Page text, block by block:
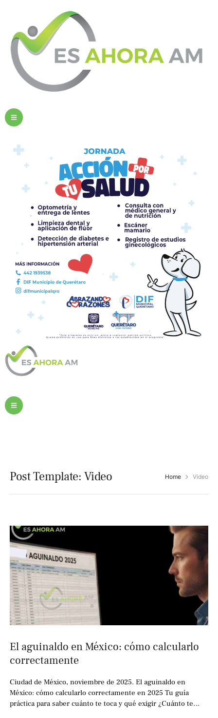
Post Template: Video Home Video
El aguinaldo en México: cómo calcularlo
correctamente
Ciudad de México, noviembre de 2025. El aguinaldo en
México: cómo calcularlo correctamente en 2025 Tu guía
práctica para saber cuánto te toca y qué exigir ¿Cuánto te